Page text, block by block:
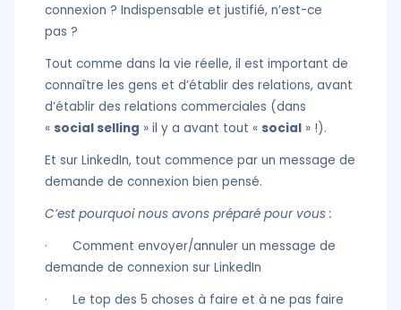
connexion ? Indispensable et justifié, n’est-ce
pas ?
Tout comme dans la vie réelle, il est important de
connaître les gens et d’établir des relations, avant
d’établir des relations commerciales (dans
« social selling » il y a avant tout « social » !).
Et sur LinkedIn, tout commence par un message de
demande de connexion bien pensé.
C’est pourquoi nous avons préparé pour vous :
· Comment envoyer/annuler un message de
demande de connexion sur LinkedIn
· Le top des 5 choses à faire et à ne pas faire